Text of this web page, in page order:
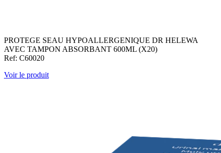
PROTEGE SEAU HYPOALLERGENIQUE DR HELEWA
AVEC TAMPON ABSORBANT 600ML (X20)
Ref: C60020
Voir le produit